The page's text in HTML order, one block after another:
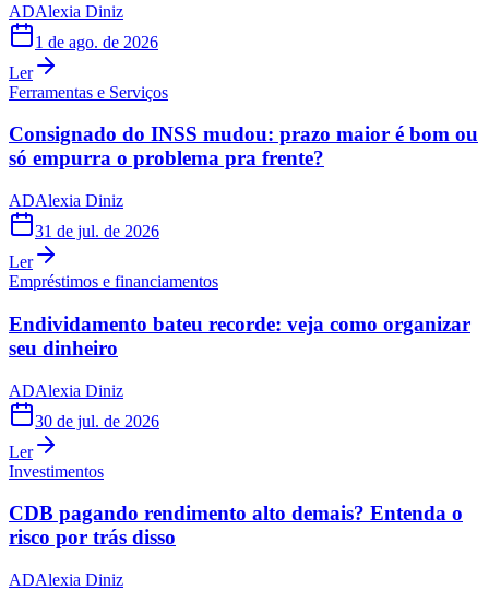
ADAlexia Diniz
1 de ago. de 2026
Ler
Ferramentas e Serviços
Consignado do INSS mudou: prazo maior é bom ou
só empurra o problema pra frente?
ADAlexia Diniz
31 de jul. de 2026
Ler
Empréstimos e financiamentos
Endividamento bateu recorde: veja como organizar
seu dinheiro
ADAlexia Diniz
30 de jul. de 2026
Ler
Investimentos
CDB pagando rendimento alto demais? Entenda o
risco por trás disso
ADAlexia Diniz